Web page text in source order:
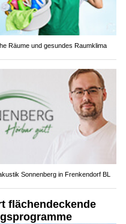
Räume und gesundes Raumklima
Sonnenberg in Frenkendorf BL
flächendeckende